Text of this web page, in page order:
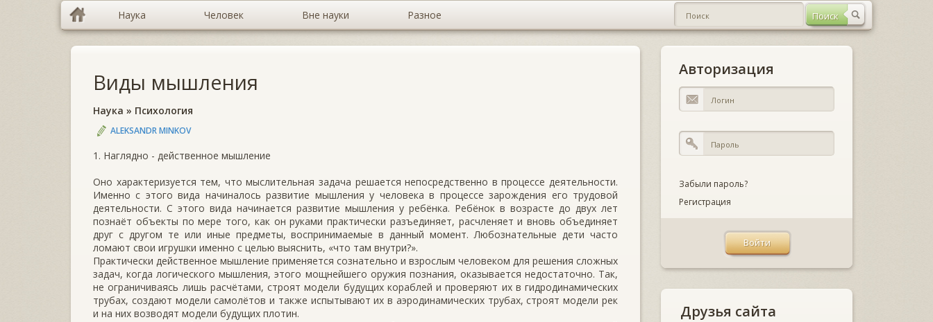
Наука Человек Вне науки Разное
Виды мышления
Наука » Психология
ALEKSANDR MINKOV
1. Наглядно - действенное мышление
Оно характеризуется тем, что мыслительная задача решается непосредственно в процессе деятельности.
Именно с этого вида начиналось развитие мышления у человека в процессе зарождения его трудовой
деятельности. С этого вида начинается развитие мышления у ребёнка. Ребёнок в возрасте до двух лет
познаёт объекты по мере того, как он руками практически разъединяет, расчленяет и вновь объединяет
друг с другом те или иные предметы, воспринимаемые в данный момент. Любознательные дети часто
ломают свои игрушки именно с целью выяснить, «что там внутри?».
Практически действенное мышление применяется сознательно и взрослым человеком для решения сложных
задач, когда логического мышления, этого мощнейшего оружия познания, оказывается недостаточно. Так,
не ограничиваясь лишь расчётами, строят модели будущих кораблей и проверяют их в гидродинамических
трубах, создают модели самолётов и также испытывают их в аэродинамических трубах, строят модели рек
и на них возводят модели будущих плотин.
Авторизация
Забыли пароль?
Регистрация
Друзья сайта